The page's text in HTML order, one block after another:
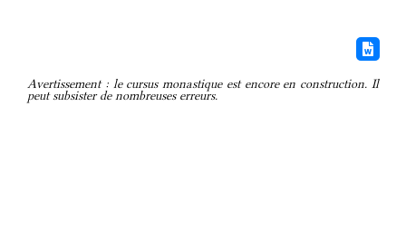
Avertissement : le cursus monastique est encore en construction. Il
peut subsister de nombreuses erreurs.